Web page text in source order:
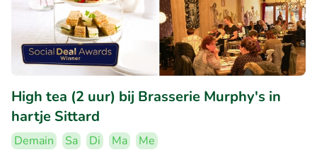
High tea (2 uur) bij Brasserie Murphy's in
hartje Sittard
Demain Sa Di Ma
Me